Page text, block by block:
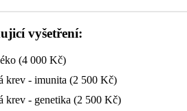
vyšetření:
(4 000 Kč)
krev - imunita (2 500 Kč)
krev - genetika (2 500 Kč)